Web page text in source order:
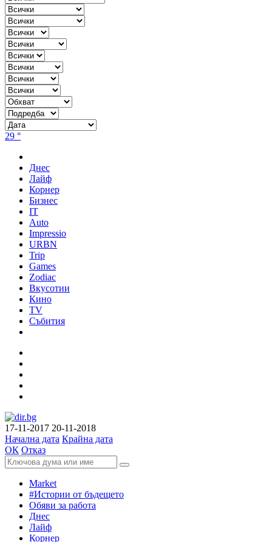
29 °
Днес
Лайф
Корнер
Бизнес
IT
Auto
Impressio
URBN
Trip
Games
Zodiac
Вкусотии
Кино
TV
Събития
17-11-2017 20-11-2018
Начална дата Крайна дата
ОК Отказ
Market
#Истории от бъдещето
Обяви за работа
Днес
Лайф
Корнер